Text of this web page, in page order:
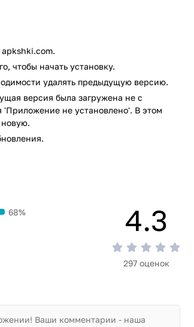
истории;
памяти вашего гаджета.
В результате проверки по
чтобы начать установку.
удалять предыдущую версию.
версия была загружена не с
не установлено'. В этом
68% 4.3
297 оценок